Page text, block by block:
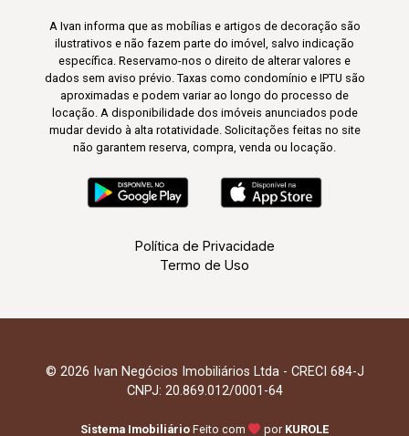
A Ivan informa que as mobílias e artigos de decoração são
ilustrativos e não fazem parte do imóvel, salvo indicação
específica. Reservamo-nos o direito de alterar valores e
dados sem aviso prévio. Taxas como condomínio e IPTU são
aproximadas e podem variar ao longo do processo de
locação. A disponibilidade dos imóveis anunciados pode
mudar devido à alta rotatividade. Solicitações feitas no site
não garantem reserva, compra, venda ou locação.
Política de Privacidade
Termo de Uso
© 2026 Ivan Negócios Imobiliários Ltda - CRECI 684-J
CNPJ: 20.869.012/0001-64
Sistema Imobiliário Feito com por KUROLE